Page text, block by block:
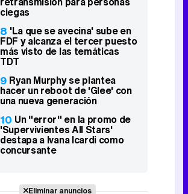
ciegas
8 'La que se avecina' sube en
FDF y alcanza el tercer puesto
más visto de las temáticas
TDT
9 Ryan Murphy se plantea
hacer un reboot de 'Glee' con
una nueva generación
10 Un "error" en la promo de
'Supervivientes All Stars'
destapa a Ivana Icardi como
concursante
Eliminar anuncios